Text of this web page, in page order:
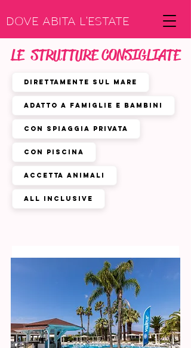
DOVE ABITA L'ESTATE
LE STRUTTURE CONSIGLIATE
Direttamente sul mare
Adatto a famiglie e bambini
Con spiaggia privata
Con Piscina
Accetta animali
All inclusive